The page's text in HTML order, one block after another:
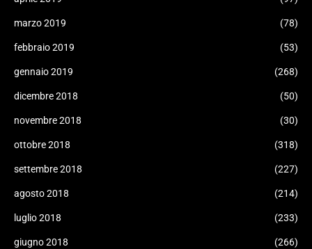
marzo 2019 (78)
febbraio 2019 (53)
gennaio 2019 (268)
dicembre 2018 (50)
novembre 2018 (30)
ottobre 2018 (318)
settembre 2018 (227)
agosto 2018 (214)
luglio 2018 (233)
giugno 2018 (266)